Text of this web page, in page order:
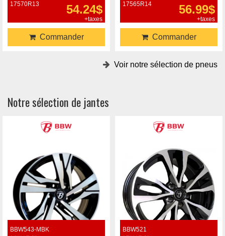
17570R13
54.24$
+taxes
Commander
17565R14
56.99$
+taxes
Commander
Voir notre sélection de pneus
Notre sélection de jantes
BBW543-MBK
BBW521